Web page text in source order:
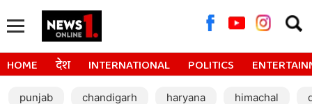
for:
HOME देश INTERNATIONAL POLITICS
punjab chandigarh haryana himachal